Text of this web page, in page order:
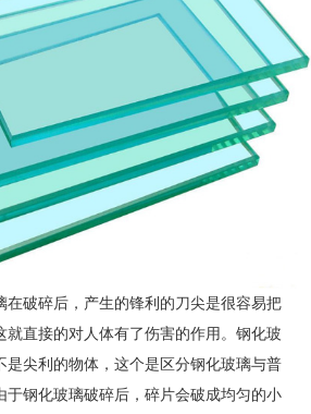
破碎后，产生的锋利的刀尖是很容易把
就直接的对人体有了伤害的作用。钢化玻
是尖利的物体，这个是区分钢化玻璃与普
于钢化玻璃破碎后，碎片会破成均匀的小